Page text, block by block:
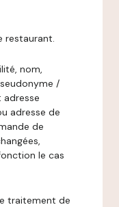
restaurant.
nom,
/
adresse
adresse de
de
le cas
traitement de